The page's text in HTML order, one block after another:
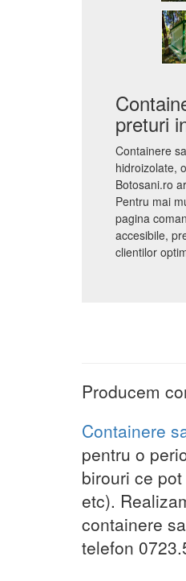
preturi
Containere
hidroizolate,
Botosani.ro
Pentru mai
pagina
accesibile,
clientilor
Producem
Containere
pentru o
birouri ce
etc).
containere
telefon